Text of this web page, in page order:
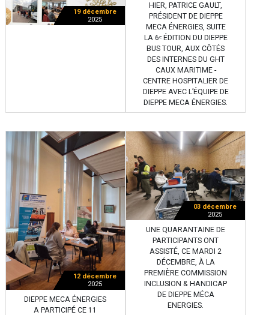
19 décembre
2025
HIER, PATRICE GAULT,
PRÉSIDENT DE DIEPPE
MECA ÉNERGIES, SUITE
LA 6ᵉ ÉDITION DU DIEPPE
BUS TOUR, AUX CÔTÉS
DES INTERNES DU GHT
CAUX MARITIME -
CENTRE HOSPITALIER DE
DIEPPE AVEC L’ÉQUIPE DE
DIEPPE MECA ÉNERGIES.
12 décembre
2025
DIEPPE MECA ÉNERGIES
A PARTICIPÉ CE 11
03 décembre
2025
UNE QUARANTAINE DE
PARTICIPANTS ONT
ASSISTÉ, CE MARDI 2
DÉCEMBRE, À LA
PREMIÈRE COMMISSION
INCLUSION & HANDICAP
DE DIEPPE MÉCA
ENERGIES.